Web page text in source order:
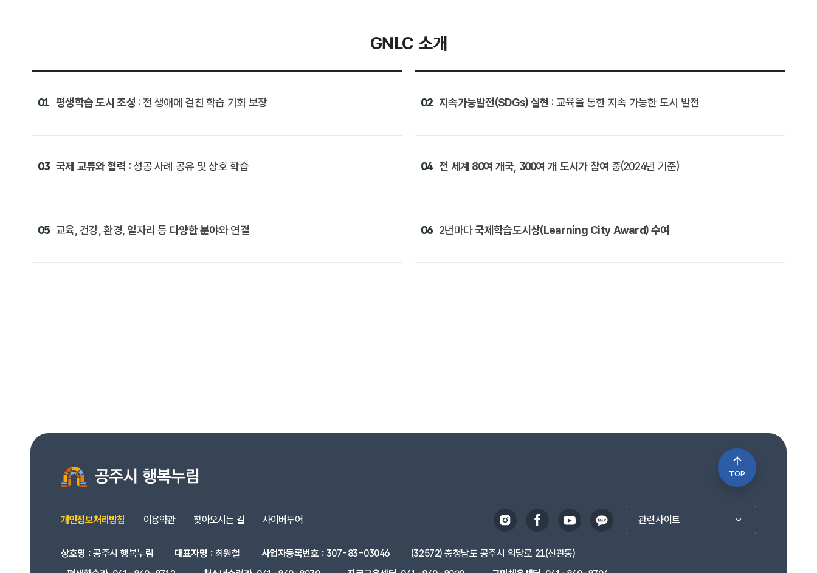
GNLC 소개
01 평생학습 도시 조성 : 전 생애에 걸친 학습 기회 보장 02 지속가능발전(SDGs) 실현 : 교육을 통한 지속 가능한 도시 발전
03 국제 교류와 협력 : 성공 사례 공유 및 상호 학습 04 전 세계 80여 개국, 300여 개 도시가 참여 중(2024년 기준)
05 교육, 건강, 환경, 일자리 등 다양한 분야와 연결 06 2년마다국제학습도시상(Learning City Award) 수여
TOP
개인정보처리방침 이용약관 찾아오시는 길 사이버투어 관련사이트
상호명 :공주시 행복누림 대표자명 :최원철 사업자등록번호 :307-83-03046
(32572) 충청남도 공주시 의당로 21(신관동)